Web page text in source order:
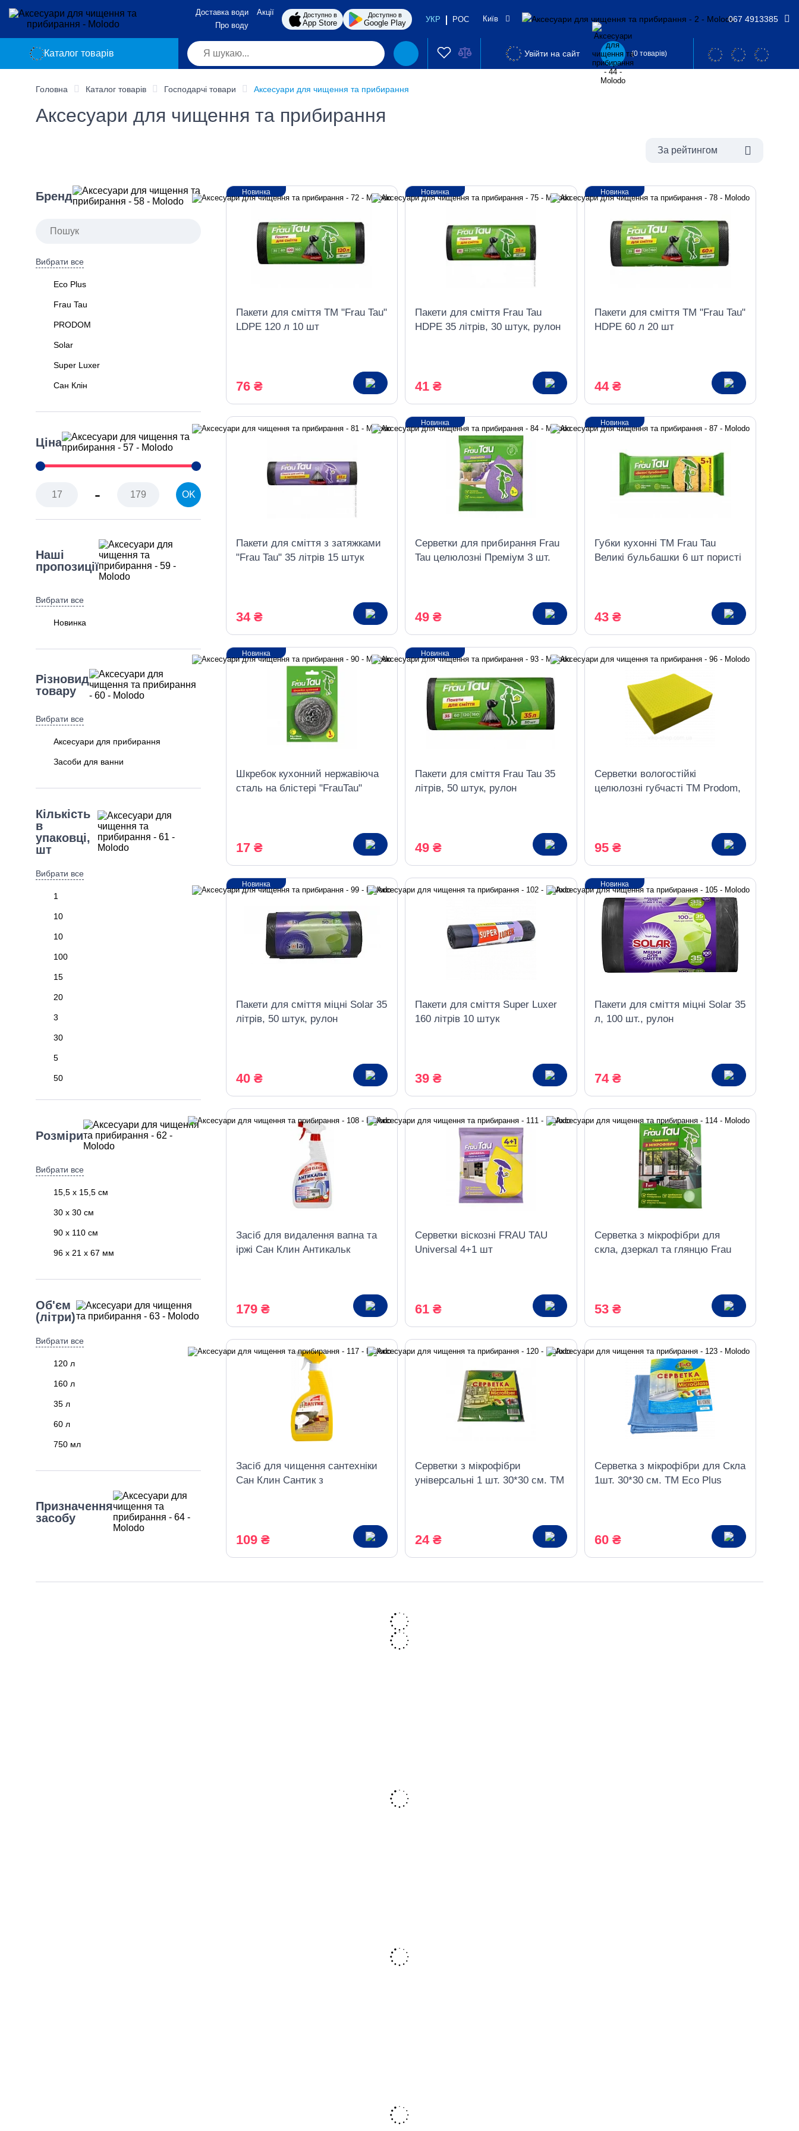
Доставка води
Акції
Про воду
Доступно в
App Store
Доступно в
Google Play УКР РОС Київ 067 4913385
Каталог товарів Увійти на сайт (0 товарів)
Головна Каталог товарів Господарчі товари Аксесуари для чищення та прибирання
Аксесуари для чищення та прибирання
Ціна
- OK
Бренд
Вибрати все
Eco Plus
Frau Tau
PRODOM
Solar
Super Luxer
Сан Клін
Наші
пропозиції
Вибрати все
Новинка
Різновид
товару
Вибрати все
Аксесуари для прибирання
Засоби для ванни
Кількість
в
упаковці,
шт
Вибрати все
1
10
10
100
15
20
3
30
5
50
6
Розміри
Вибрати все
15,5 х 15,5 см
30 х 30 см
90 х 110 см
96 х 21 х 67 мм
Об'єм
(літри)
Вибрати все
120 л
160 л
35 л
60 л
750 мл
Призначення
засобу
За рейтингом
Пакети для сміття ТМ "Frau Tau"
LDPE 120 л 10 шт
76 ₴
Новинка
Пакети для сміття Frau Tau
HDPE 35 літрів, 30 штук, рулон
41 ₴
Новинка
Пакети для сміття ТМ "Frau Tau"
HDPE 60 л 20 шт
44 ₴
Новинка
Пакети для сміття з затяжками
"Frau Tau" 35 літрів 15 штук
34 ₴
Серветки для прибирання Frau
Tau целюлозні Преміум 3 шт.
49 ₴
Новинка
Губки кухонні TM Frau Tau
Великі бульбашки 6 шт пористі
43 ₴
Новинка
Шкребок кухонний нержавіюча
сталь на блістері "FrauTau"
17 ₴
Новинка
Пакети для сміття Frau Tau 35
літрів, 50 штук, рулон
49 ₴
Новинка
Серветки вологостійкі
целюлозні губчасті ТМ Prodom,
95 ₴
Пакети для сміття міцні Solar 35
літрів, 50 штук, рулон
40 ₴
Новинка
Пакети для сміття Super Luxer
160 літрів 10 штук
39 ₴
Пакети для сміття міцні Solar 35
л, 100 шт., рулон
74 ₴
Новинка
Засіб для видалення вапна та
іржі Сан Клин Антикальк
179 ₴
Серветки віскозні FRAU TAU
Universal 4+1 шт
61 ₴
Серветка з мікрофібри для
скла, дзеркал та глянцю Frau
53 ₴
Засіб для чищення сантехніки
Сан Клин Сантик з
109 ₴
Серветки з мікрофібри
універсальні 1 шт. 30*30 см. ТМ
24 ₴
Серветка з мікрофібри для Скла
1шт. 30*30 см. ТМ Eco Plus
60 ₴